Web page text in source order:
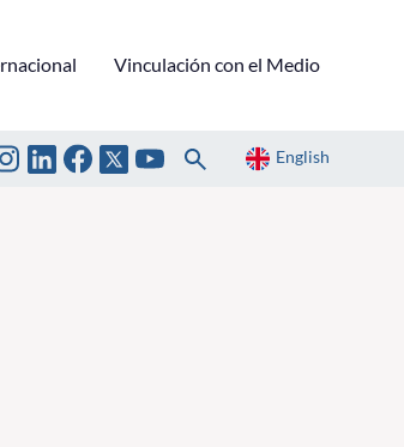
Vinculación con el Medio
English